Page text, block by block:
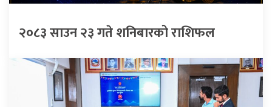
२०८३ साउन २३ गते शनिबारको राशिफल